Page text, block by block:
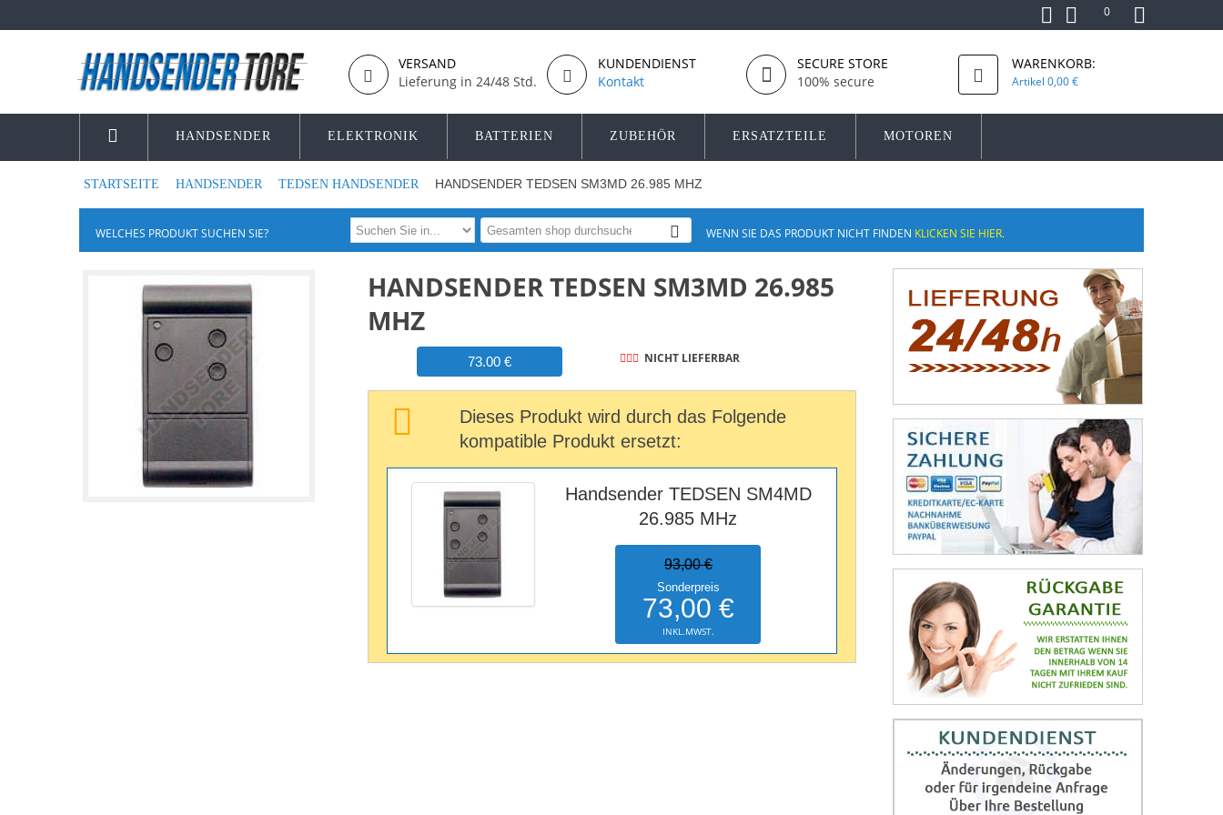
0
VERSAND
Lieferung in 24/48 Std.
KUNDENDIENST
Kontakt
SECURE STORE
100% secure
WARENKORB:
Artikel 0,00 €
HANDSENDER ELEKTRONIK BATTERIEN ZUBEHÖR ERSATZTEILE MOTOREN
STARTSEITE HANDSENDER TEDSEN HANDSENDER HANDSENDER TEDSEN SM3MD 26.985 MHZ
WELCHES PRODUKT SUCHEN SIE? WENN SIE DAS PRODUKT NICHT FINDEN KLICKEN SIE HIER.
HANDSENDER TEDSEN SM3MD 26.985
MHZ
73.00 € NICHT LIEFERBAR
Dieses Produkt wird durch das Folgende
kompatible Produkt ersetzt:
Handsender TEDSEN SM4MD
26.985 MHz
93,00 €
Sonderpreis
73,00 €
INKL.MWST.